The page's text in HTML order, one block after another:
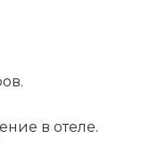
в отеле.